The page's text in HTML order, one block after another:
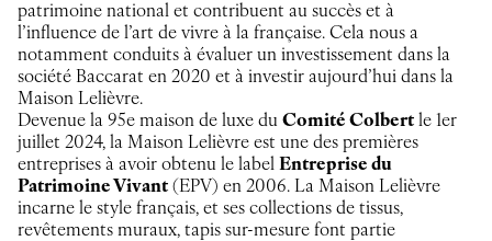
patrimoine national et contribuent au succès et à
l’influence de l’art de vivre à la française. Cela nous a
notamment conduits à évaluer un investissement dans la
société Baccarat en 2020 et à investir aujourd’hui dans la
Maison Lelièvre.
Devenue la 95e maison de luxe du Comité Colbert le 1er
juillet 2024, la Maison Lelièvre est une des premières
entreprises à avoir obtenu le label Entreprise du
Patrimoine Vivant (EPV) en 2006. La Maison Lelièvre
incarne le style français, et ses collections de tissus,
revêtements muraux, tapis sur-mesure font partie